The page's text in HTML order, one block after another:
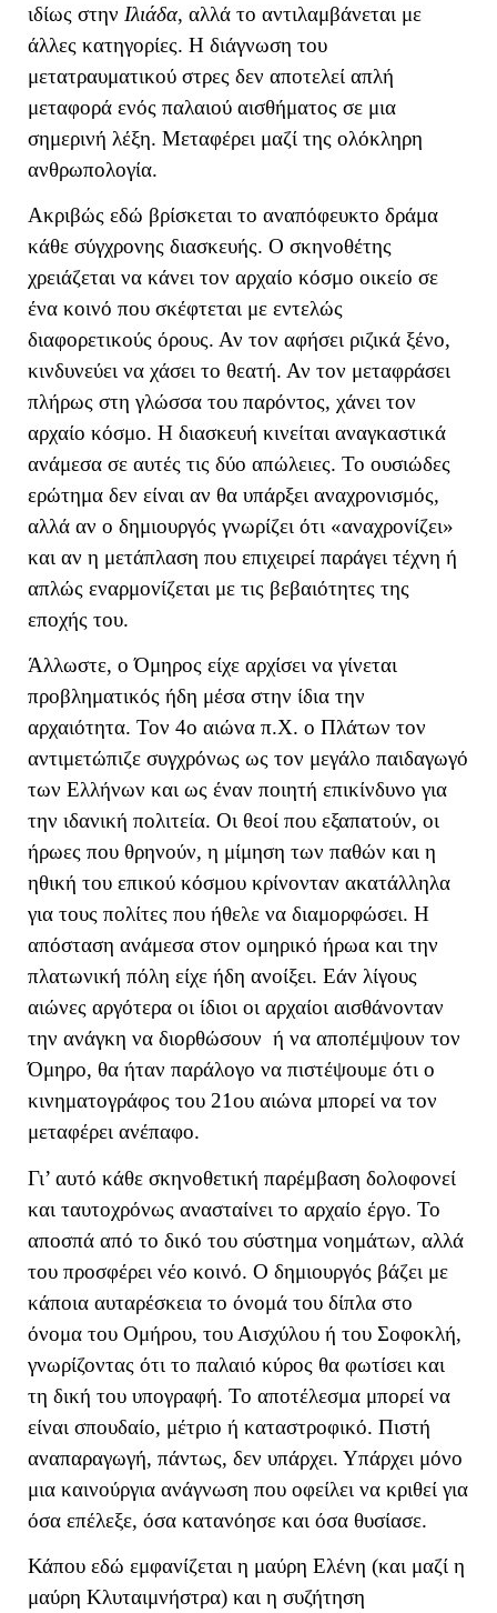
ιδίως στην Ιλιάδα, αλλά το αντιλαμβάνεται με
άλλες κατηγορίες. Η διάγνωση του
μετατραυματικού στρες δεν αποτελεί απλή
μεταφορά ενός παλαιού αισθήματος σε μια
σημερινή λέξη. Μεταφέρει μαζί της ολόκληρη
ανθρωπολογία.
Ακριβώς εδώ βρίσκεται το αναπόφευκτο δράμα
κάθε σύγχρονης διασκευής. Ο σκηνοθέτης
χρειάζεται να κάνει τον αρχαίο κόσμο οικείο σε
ένα κοινό που σκέφτεται με εντελώς
διαφορετικούς όρους. Αν τον αφήσει ριζικά ξένο,
κινδυνεύει να χάσει το θεατή. Αν τον μεταφράσει
πλήρως στη γλώσσα του παρόντος, χάνει τον
αρχαίο κόσμο. Η διασκευή κινείται αναγκαστικά
ανάμεσα σε αυτές τις δύο απώλειες. Το ουσιώδες
ερώτημα δεν είναι αν θα υπάρξει αναχρονισμός,
αλλά αν ο δημιουργός γνωρίζει ότι «αναχρονίζει»
και αν η μετάπλαση που επιχειρεί παράγει τέχνη ή
απλώς εναρμονίζεται με τις βεβαιότητες της
εποχής του.
Άλλωστε, ο Όμηρος είχε αρχίσει να γίνεται
προβληματικός ήδη μέσα στην ίδια την
αρχαιότητα. Τον 4ο αιώνα π.Χ. ο Πλάτων τον
αντιμετώπιζε συγχρόνως ως τον μεγάλο παιδαγωγό
των Ελλήνων και ως έναν ποιητή επικίνδυνο για
την ιδανική πολιτεία. Οι θεοί που εξαπατούν, οι
ήρωες που θρηνούν, η μίμηση των παθών και η
ηθική του επικού κόσμου κρίνονταν ακατάλληλα
για τους πολίτες που ήθελε να διαμορφώσει. Η
απόσταση ανάμεσα στον ομηρικό ήρωα και την
πλατωνική πόλη είχε ήδη ανοίξει. Εάν λίγους
αιώνες αργότερα οι ίδιοι οι αρχαίοι αισθάνονταν
την ανάγκη να διορθώσουν ή να αποπέμψουν τον
Όμηρο, θα ήταν παράλογο να πιστέψουμε ότι ο
κινηματογράφος του 21ου αιώνα μπορεί να τον
μεταφέρει ανέπαφο.
Γι’ αυτό κάθε σκηνοθετική παρέμβαση δολοφονεί
και ταυτοχρόνως ανασταίνει το αρχαίο έργο. Το
αποσπά από το δικό του σύστημα νοημάτων, αλλά
του προσφέρει νέο κοινό. Ο δημιουργός βάζει με
κάποια αυταρέσκεια το όνομά του δίπλα στο
όνομα του Ομήρου, του Αισχύλου ή του Σοφοκλή,
γνωρίζοντας ότι το παλαιό κύρος θα φωτίσει και
τη δική του υπογραφή. Το αποτέλεσμα μπορεί να
είναι σπουδαίο, μέτριο ή καταστροφικό. Πιστή
αναπαραγωγή, πάντως, δεν υπάρχει. Υπάρχει μόνο
μια καινούργια ανάγνωση που οφείλει να κριθεί για
όσα επέλεξε, όσα κατανόησε και όσα θυσίασε.
Κάπου εδώ εμφανίζεται η μαύρη Ελένη (και μαζί η
μαύρη Κλυταιμνήστρα) και η συζήτηση